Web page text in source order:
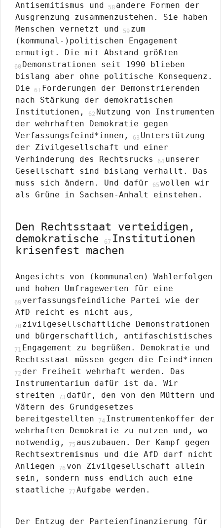
Antisemitismus und
andere Formen der
Ausgrenzung zusammenzustehen. Sie haben
Menschen vernetzt und
zum
(kommunal-)politischen Engagement
ermutigt. Die mit Abstand größten
Demonstrationen seit 1990 blieben
bislang aber ohne politische Konsequenz.
Die
Forderungen der Demonstrierenden
nach Stärkung der demokratischen
Institutionen,
Nutzung von Instrumenten
der wehrhaften Demokratie gegen
Verfassungsfeind*innen,
Unterstützung
der Zivilgesellschaft und einer
Verhinderung des Rechtsrucks
unserer
Gesellschaft sind bislang verhallt. Das
muss sich ändern. Und dafür
wollen wir
als Grüne in Sachsen-Anhalt einstehen.
Den Rechtsstaat verteidigen,
demokratische
Institutionen
krisenfest machen
Angesichts von (kommunalen) Wahlerfolgen
und hohen Umfragewerten für eine
verfassungsfeindliche Partei wie der
AfD reicht es nicht aus,
zivilgesellschaftliche Demonstrationen
und bürgerschaftlich, antifaschistisches
Engagement zu begrüßen. Demokratie und
Rechtsstaat müssen gegen die Feind*innen
der Freiheit wehrhaft werden. Das
Instrumentarium dafür ist da. Wir
streiten
dafür, den von den Müttern und
Vätern des Grundgesetzes
bereitgestellten
Instrumentenkoffer der
wehrhaften Demokratie zu nutzen und, wo
notwendig,
auszubauen. Der Kampf gegen
Rechtsextremismus und die AfD darf nicht
Anliegen
von Zivilgesellschaft allein
sein, sondern muss endlich auch eine
staatliche
Aufgabe werden.
Der Entzug der Parteienfinanzierung für